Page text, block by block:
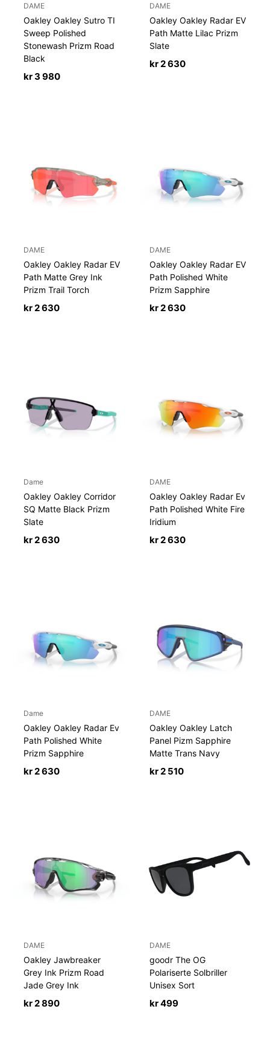
DAME
Oakley Oakley Sutro TI
Sweep Polished
Stonewash Prizm Road
Black
kr3 980
DAME
Oakley Oakley Radar EV
Path Matte Lilac Prizm
Slate
kr2 630
DAME
Oakley Oakley Radar EV
Path Matte Grey Ink
Prizm Trail Torch
kr2 630
DAME
Oakley Oakley Radar EV
Path Polished White
Prizm Sapphire
kr2 630
Dame
Oakley Oakley Corridor
SQ Matte Black Prizm
Slate
kr2 630
DAME
Oakley Oakley Radar Ev
Path Polished White Fire
Iridium
kr2 630
Dame
Oakley Oakley Radar Ev
Path Polished White
Prizm Sapphire
kr2 630
DAME
Oakley Oakley Latch
Panel Pizm Sapphire
Matte Trans Navy
kr2 510
DAME
Oakley Jawbreaker
Grey Ink Prizm Road
Jade Grey Ink
kr2 890
DAME
goodr The OG
Polariserte Solbriller
Unisex Sort
kr499